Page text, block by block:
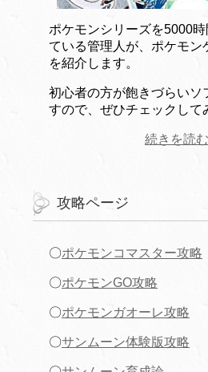
ポケモンシリーズを5000
ている管理人が、ポケモン
を紹介します。
初心者の方が飽きづらいソ
すので、ぜひチェックして
続きを読む
攻略ページ
〇ポケモンコマスター攻略
〇ポケモンGO攻略
〇ポケモンガオーレ攻略
〇サンムーン体験版攻略